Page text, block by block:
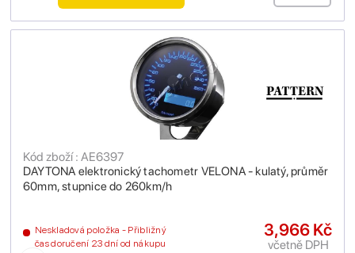
DAYTONA elektronický tachometr VELONA - kulatý, průměr
60mm, stupnice do 260km/h
Kód zboží : AE6397
Neskladová položka - Přibližný
čas doručení 23 dní od nákupu
3,966 Kč
včetně DPH